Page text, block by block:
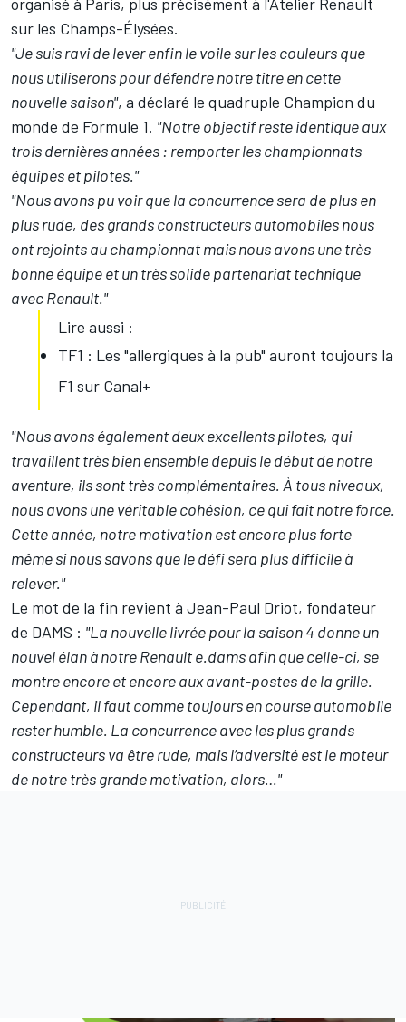
sur les Champs-Élysées.
"Je suis ravi de lever enfin le voile sur les couleurs que
nous utiliserons pour défendre notre titre en cette
nouvelle saison", a déclaré le quadruple Champion du
monde de Formule 1. "Notre objectif reste identique aux
trois dernières années : remporter les championnats
équipes et pilotes."
"Nous avons pu voir que la concurrence sera de plus en
plus rude, des grands constructeurs automobiles nous
ont rejoints au championnat mais nous avons une très
bonne équipe et un très solide partenariat technique
avec Renault."
Lire aussi :
TF1 : Les "allergiques à la pub" auront toujours la
F1 sur Canal+
"Nous avons également deux excellents pilotes, qui
travaillent très bien ensemble depuis le début de notre
aventure, ils sont très complémentaires. À tous niveaux,
nous avons une véritable cohésion, ce qui fait notre force.
Cette année, notre motivation est encore plus forte
même si nous savons que le défi sera plus difficile à
relever."
Le mot de la fin revient à Jean-Paul Driot, fondateur
de DAMS : "La nouvelle livrée pour la saison 4 donne un
nouvel élan à notre Renault e.dams afin que celle-ci, se
montre encore et encore aux avant-postes de la grille.
Cependant, il faut comme toujours en course automobile
rester humble. La concurrence avec les plus grands
constructeurs va être rude, mais l’adversité est le moteur
de notre très grande motivation, alors…"